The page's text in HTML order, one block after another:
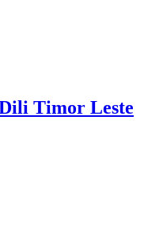
Timor Leste